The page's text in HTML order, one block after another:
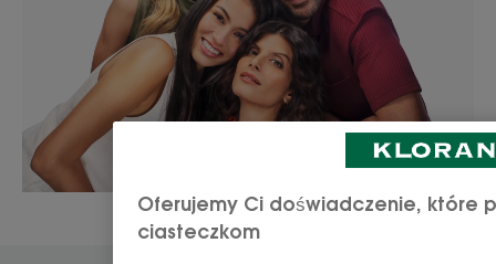
Oferujemy Ci doświadczenie, które
ciasteczkom